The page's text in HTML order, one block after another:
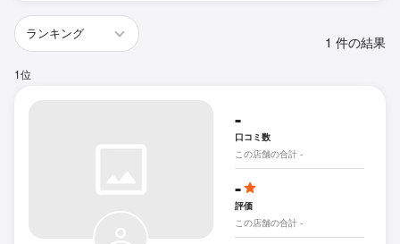
1 件の結果
1位
-
口コミ数
この店舗の合計 -
-
評価
この店舗の合計 -